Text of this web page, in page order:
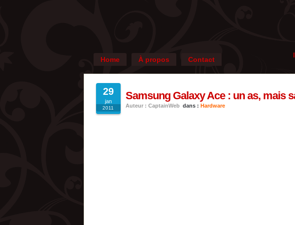
Home À propos Contact
29
jan
2011
Samsung Galaxy Ace : un as, mais
Auteur : CaptainWeb dans : Hardware